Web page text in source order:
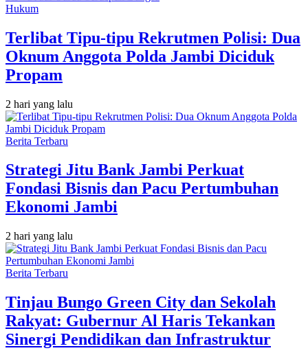
Hukum
Terlibat Tipu-tipu Rekrutmen Polisi: Dua
Oknum Anggota Polda Jambi Diciduk
Propam
2 hari yang lalu
Berita Terbaru
Strategi Jitu Bank Jambi Perkuat
Fondasi Bisnis dan Pacu Pertumbuhan
Ekonomi Jambi
2 hari yang lalu
Berita Terbaru
Tinjau Bungo Green City dan Sekolah
Rakyat: Gubernur Al Haris Tekankan
Sinergi Pendidikan dan Infrastruktur